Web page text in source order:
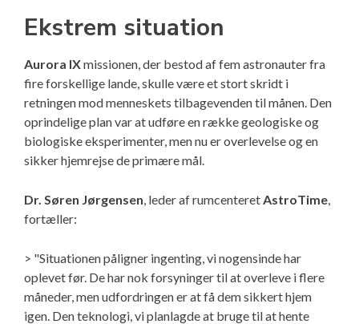
Ekstrem situation
Aurora IXmissionen, der bestod af fem astronauter fra
fire forskellige lande, skulle være et stort skridt i
retningen mod menneskets tilbagevenden til månen. Den
oprindelige plan var at udføre en række geologiske og
biologiske eksperimenter, men nu er overlevelse og en
sikker hjemrejse de primære mål.
Dr. Søren Jørgensen, leder af rumcenteretAstroTime,
fortæller:
> "Situationen påligner ingenting, vi nogensinde har
oplevet før. De har nok forsyninger til at overleve i flere
måneder, men udfordringen er at få dem sikkert hjem
igen. Den teknologi, vi planlagde at bruge til at hente